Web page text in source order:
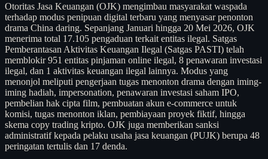
Otoritas Jasa Keuangan (OJK) mengimbau masyarakat waspada
terhadap modus penipuan digital terbaru yang menyasar penonton
drama China daring. Sepanjang Januari hingga 20 Mei 2026, OJK
menerima total 17.105 pengaduan terkait entitas ilegal. Satgas
Pemberantasan Aktivitas Keuangan Ilegal (Satgas PASTI) telah
memblokir 951 entitas pinjaman online ilegal, 8 penawaran investasi
ilegal, dan 1 aktivitas keuangan ilegal lainnya. Modus yang
menonjol meliputi pengerjaan tugas menonton drama dengan iming-
iming hadiah, impersonation, penawaran investasi saham IPO,
pembelian hak cipta film, pembuatan akun e-commerce untuk
komisi, tugas menonton iklan, pembiayaan proyek fiktif, hingga
skema copy trading kripto. OJK juga memberikan sanksi
administratif kepada pelaku usaha jasa keuangan (PUJK) berupa 48
peringatan tertulis dan 17 denda.